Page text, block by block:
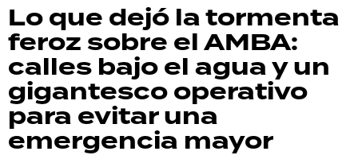
Lo que dejó la tormenta
feroz sobre el AMBA:
calles bajo el agua y un
gigantesco operativo
para evitar una
emergencia mayor